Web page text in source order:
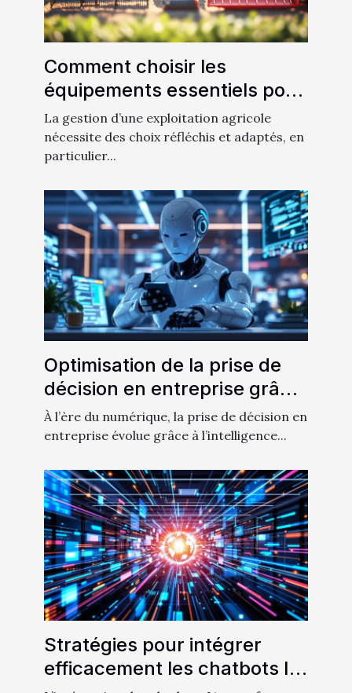
Comment choisir les
équipements essentiels pour
votre exploitation agricole
La gestion d’une exploitation agricole
nécessite des choix réfléchis et adaptés, en
particulier...
Optimisation de la prise de
décision en entreprise grâce
à l'IA
À l’ère du numérique, la prise de décision en
entreprise évolue grâce à l’intelligence...
Stratégies pour intégrer
efficacement les chatbots IA